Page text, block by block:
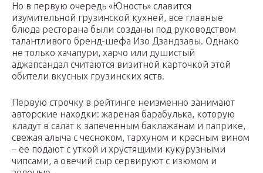
Но в первую очередь «Юность» славится
изумительной грузинской кухней, все главные
блюда ресторана были созданы под руководством
талантливого бренд-шефа Изо Дзандзавы. Однако
не только хачапури, харчо или душистый
аджапсандал считаются визитной карточкой этой
обители вкусных грузинских яств.
Первую строчку в рейтинге неизменно занимают
авторские находки: жареная барабулька, которую
кладут в салат к запеченным баклажанам и паприке,
свежая алыча с чесноком, тархуном и красным вином
– ее подают с уткой и хрустящими кукурузными
чипсами, а овечий сыр сервируют с изюмом и